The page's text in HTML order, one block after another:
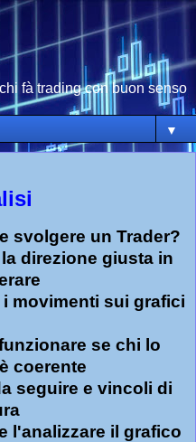
fà trading con buon senso
▼
svolgere un Trader?
direzione giusta in
movimenti sui grafici
se chi lo
coerente
seguire e vincoli di
l'analizzare il grafico